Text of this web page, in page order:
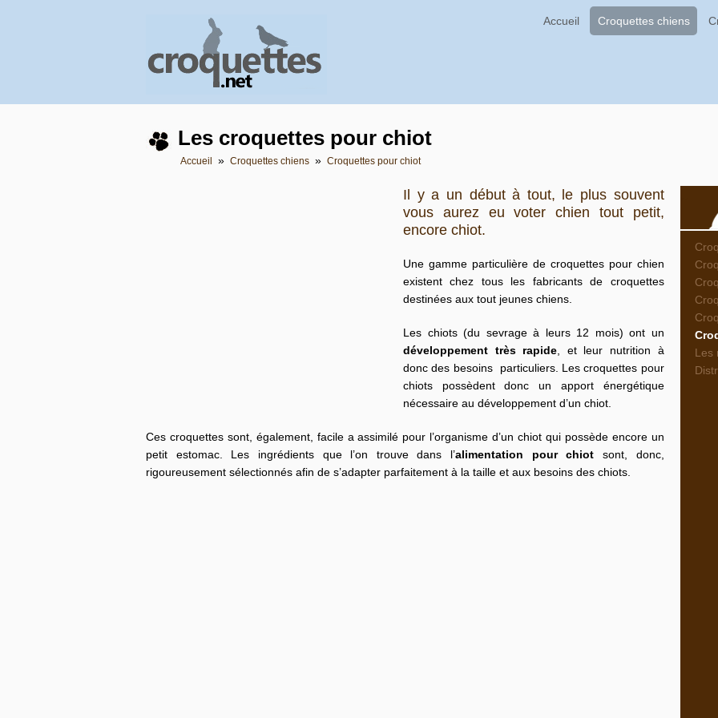
Accueil Croquettes chiens
Les croquettes pour chiot
Accueil » Croquettes chiens » Croquettes pour chiot
Il y a un début à tout, le plus souvent
vous aurez eu voter chien tout petit,
encore chiot.
Une gamme particulière de croquettes pour chien
existent chez tous les fabricants de croquettes
destinées aux tout jeunes chiens.
Les chiots (du sevrage à leurs 12 mois) ont un
développement très rapide , et leur nutrition à
donc des besoins particuliers. Les croquettes pour
chiots possèdent donc un apport énergétique
nécessaire au développement d’un chiot.
Ces croquettes sont, également, facile a assimilé pour l’organisme d’un chiot qui possède encore un
petit estomac. Les ingrédients que l’on trouve dans l’alimentation pour chiot sont, donc,
rigoureusement sélectionnés afin de s’adapter parfaitement à la taille et aux besoins des chiots.
Les